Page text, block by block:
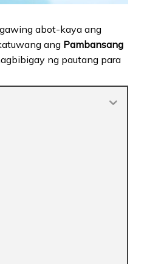
abot-kaya ang
ang Pambansang
ng pautang para